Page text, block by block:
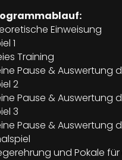
Einweisung
1
Training
Pause & Auswertung
2
Pause & Auswertung
3
Pause & Auswertung
und Pokale